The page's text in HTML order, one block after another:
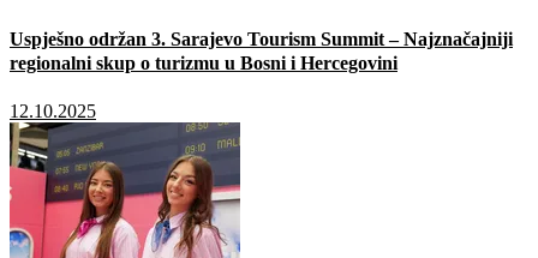
Uspješno održan 3. Sarajevo Tourism Summit – Najznačajniji
regionalni skup o turizmu u Bosni i Hercegovini
12.10.2025